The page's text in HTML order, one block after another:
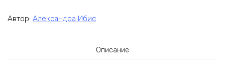
Автор: Александра Ибис
Описание